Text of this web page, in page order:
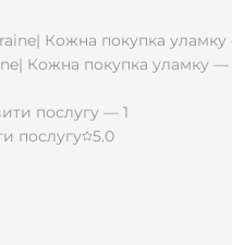
.
Сила всередині
символів читається
Кожна покупка уламку
послугу 5.0